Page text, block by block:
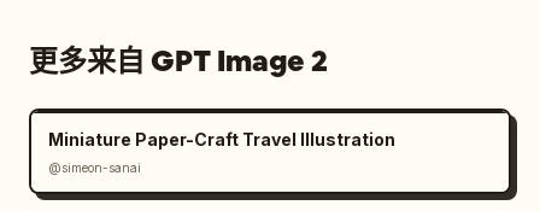
更多来自 GPT Image 2
Miniature Paper-Craft Travel Illustration
@simeon-sanai